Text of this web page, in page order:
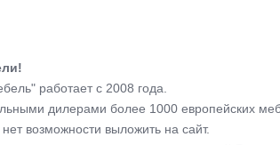
работает с 2008 года.
дилерами более 1000 европейских
возможности выложить на сайт.